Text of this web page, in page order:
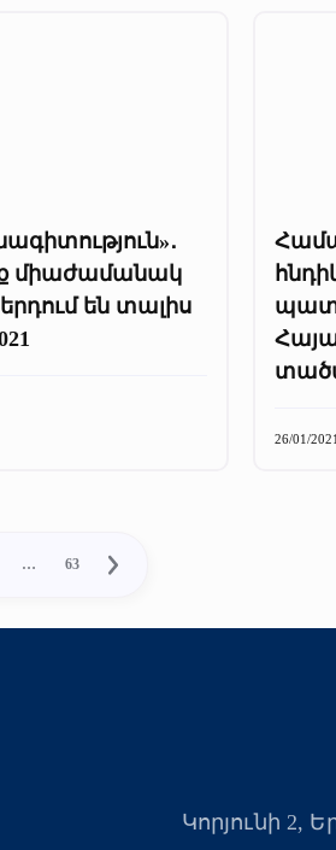
միաժամանակ
երդում են տալիս
26/01/2021
… 63
Կորյունի 2,